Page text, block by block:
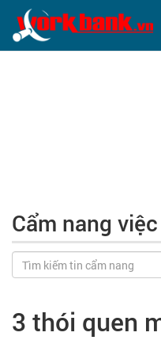
Trang chủ
Việc làm mới nhất
Tìm việc làm
Cẩm nang
3 thói quen